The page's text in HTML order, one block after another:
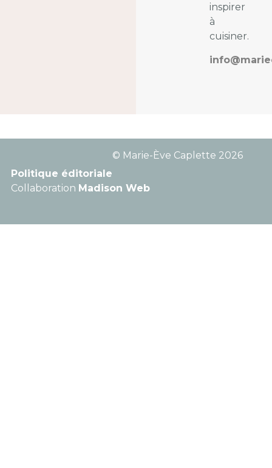
inspirer
à
cuisiner.
© Marie-Ève Caplette 2026
Collaboration Madison Web
Politique éditoriale